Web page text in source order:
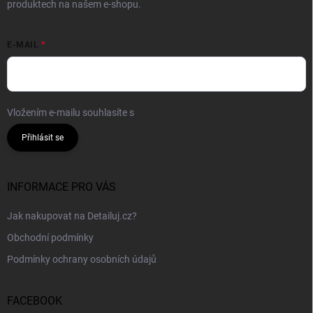
produktech na našem e-shopu.
E-MAIL
Vložením e-mailu souhlasíte s
Přihlásit se
INFORMACE PRO VÁS
Jak nakupovat na Detailuj.cz?
Obchodní podmínky
Podmínky ochrany osobních údajů
FACEBOOK